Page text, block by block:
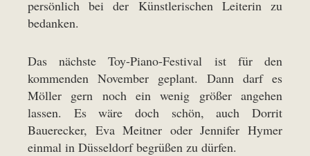
persönlich bei der Künstlerischen Leiterin zu
bedanken.
Das nächste Toy-Piano-Festival ist für den
kommenden November geplant. Dann darf es
Möller gern noch ein wenig größer angehen
lassen. Es wäre doch schön, auch Dorrit
Bauerecker, Eva Meitner oder Jennifer Hymer
einmal in Düsseldorf begrüßen zu dürfen.